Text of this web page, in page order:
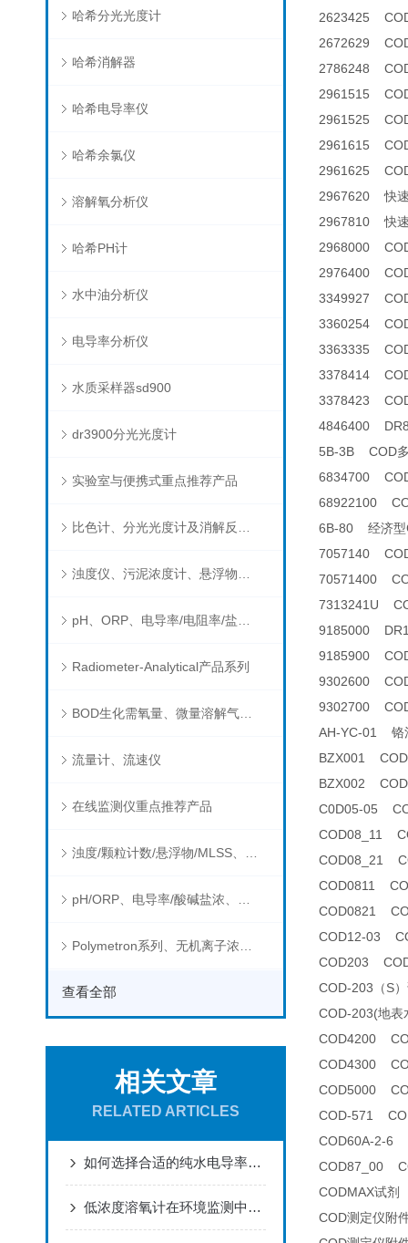
哈希分光光度计
哈希消解器
哈希电导率仪
哈希余氯仪
溶解氧分析仪
哈希PH计
水中油分析仪
电导率分析仪
水质采样器sd900
dr3900分光光度计
实验室与便携式重点推荐产品
Radiometer-Analytical产品系列
BOD生化需氧量、微量溶解气体和现场水质测试组件以及其他分析仪
流量计、流速仪
在线监测仪重点推荐产品
查看全部
相关文章
RELATED ARTICLES
如何选择合适的纯水电导率分析仪
低浓度溶氧计在环境监测中有哪些应用？
2623425
2672629
2786248
2961515
2961525
2961615
2961625
2967620 快速
2967810 快速
2968000
2976400
3349927
3360254
3363335
3378414
3378423
4846400
5B-3B COD
6834700
68922100
6B-80 经济型
7057140
70571400
7313241U
9185000
9185900 COD
9302600
9302700
AH-YC-01 铬
BZX001
BZX002
C0D05-05
COD08_11
COD08_21
COD0811
COD0821
COD12-03
COD203
COD-203（S
COD-203(地
COD4200
COD4300
COD5000
COD-571
COD60A-2-6
COD87_00
CODMAX试
COD测定仪附